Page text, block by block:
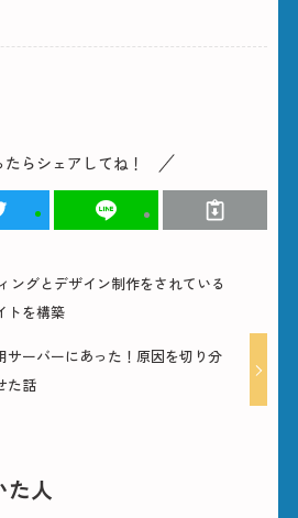
たらシェアしてね！
ングとデザイン制作をされている
トを構築
サーバーにあった！原因を切り分
た話
た人